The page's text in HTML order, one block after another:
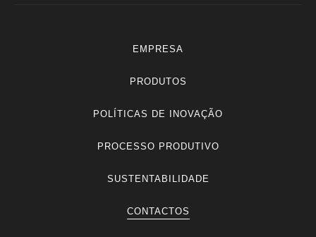
EMPRESA
PRODUTOS
POLÍTICAS DE INOVAÇÃO
PROCESSO PRODUTIVO
SUSTENTABILIDADE
CONTACTOS